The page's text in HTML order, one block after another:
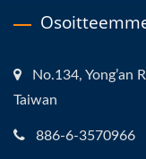
No.134, Yong’an
Taiwan
886-6-3570966